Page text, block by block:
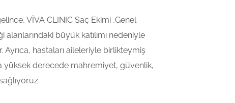
VİVA CLINIC Saç Ekimi ,Genel
alanlarındaki büyük katılımı nedeniyle
Ayrıca, hastaları aileleriyle birlikteymiş
yüksek derecede mahremiyet, güvenlik,